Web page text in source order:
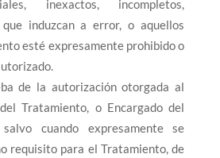
inexactos, incompletos,
que induzcan a error, o aquellos
esté expresamente prohibido o
de la autorización otorgada al
Tratamiento, o Encargado del
salvo cuando expresamente se
requisito para el Tratamiento, de